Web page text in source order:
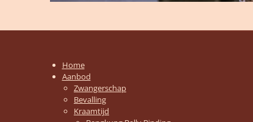
Home
Aanbod
Zwangerschap
Bevalling
Kraamtijd